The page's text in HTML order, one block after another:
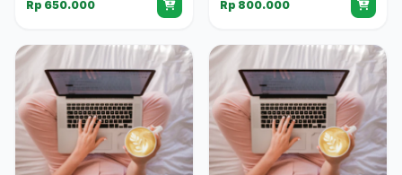
Rp 650.000
Rp 800.000